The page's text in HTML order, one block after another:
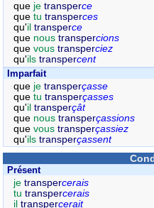
que je transperce
que tu transperces
qu'il transperce
que nous transpercions
que vous transperciez
qu'ils transpercent
Imparfait
que je transperçasse
que tu transperçasses
qu'il transperçât
que nous transperçassions
que vous transperçassiez
qu'ils transperçassent
Présent
je transpercerais
tu transpercerais
il transpercerait